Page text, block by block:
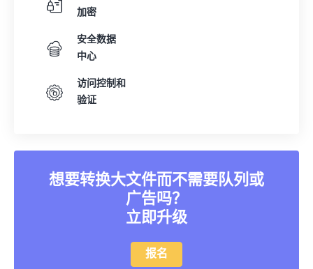
加密
安全数据
中心
访问控制和
验证
想要转换大文件而不需要队列或
广告吗？
立即升级
报名